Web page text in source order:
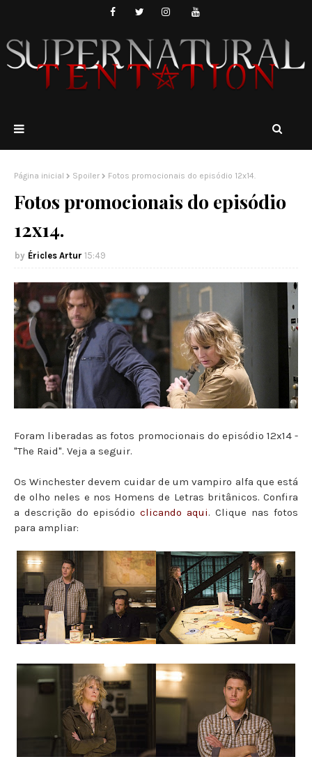
Página inicial Spoiler Fotos promocionais do episódio 12x14.
Fotos promocionais do episódio
12x14.
Éricles Artur 15:49
Foram liberadas as fotos promocionais do episódio 12x14 -
"The Raid". Veja a seguir.
Os Winchester devem cuidar de um vampiro alfa que está
de olho neles e nos Homens de Letras britânicos. Confira
a descrição do episódio clicando aqui. Clique nas fotos
para ampliar: